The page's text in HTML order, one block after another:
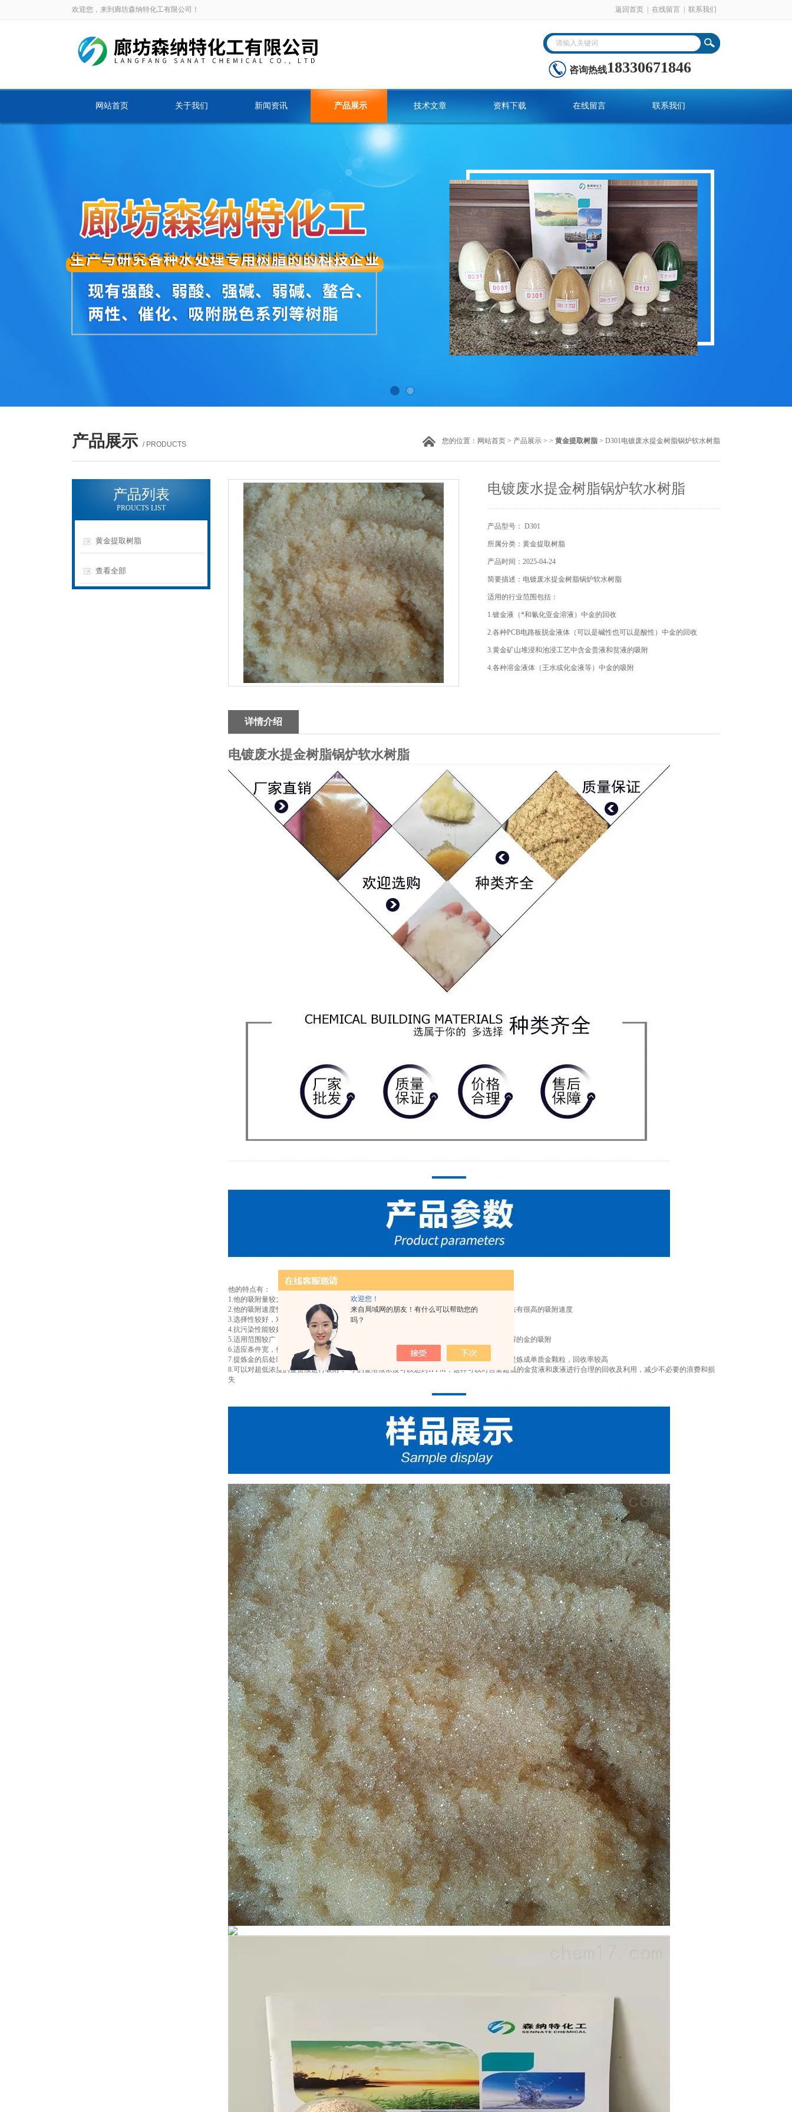
欢迎您！
来自局域网的朋友！有什么可以帮助您的
吗？
欢迎您，来到廊坊森纳特化工有限公司！ 返回首页 在线留言 联系我们
咨询热线18330671846
网站首页 关于我们 新闻资讯 产品展示 技术文章 资料下载 在线留言 联系我们
产品展示 / PRODUCTS 您的位置： 网站首页 > 产品展示 > > 黄金提取树脂 > D301电镀废水提金树脂锅炉软水树脂
产品列表
PROUCTS LIST
黄金提取树脂
查看全部
电镀废水提金树脂锅炉软水树脂
产品型号： D301
所属分类：黄金提取树脂
产品时间：2025-04-24
简要描述：电镀废水提金树脂锅炉软水树脂
适用的行业范围包括：
1.镀金液（*和氰化亚金溶液）中金的回收
2.各种PCB电路板脱金液体（可以是碱性也可以是酸性）中金的回收
3.黄金矿山堆浸和池浸工艺中含金贵液和贫液的吸附
4.各种溶金液体（王水或化金液等）中金的吸附
详情介绍
电镀废水提金树脂锅炉软水树脂
他的特点有：
1.他的吸附量较大，树脂的饱和吸附量达10%~16%，
2.他的吸附速度快，是普通椰壳碳吸附速度的五倍以上，使用吸附柱串联起来进行吸附的方法有很高的吸附速度
3.选择性较好，对其他金属离子(如铜，镍，铁，铅等)的干扰程度小
4.抗污染性能较好，可以用纯净水或化钠溶液对他进行清洗
5.适用范围较广，主要应用于氰化溶液中金的吸附，也可以适用于对酸性溶液甚至王水中溶解的金的吸附
6.适应条件宽，他对吸附条件PH值的要求不是太苛刻
7.提炼金的后处理方法多样，可以进行液体解吸再火法提炼，也可以直接炭化后烧掉，直接提炼成单质金颗粒，回收率较高
8.可以对超低浓度的金贫液进行吸附，*小的金溶液浓度可以达到1PPM，这样可以对含量超低的金贫液和废液进行合理的回收及利用，减少不必要的浪费和损
失